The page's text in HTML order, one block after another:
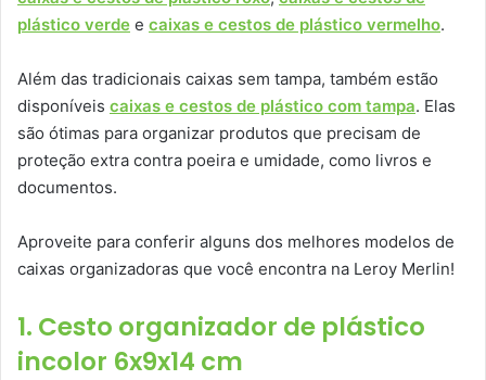
plástico verde e caixas e cestos de plástico vermelho.
Além das tradicionais caixas sem tampa, também estão
disponíveis caixas e cestos de plástico com tampa. Elas
são ótimas para organizar produtos que precisam de
proteção extra contra poeira e umidade, como livros e
documentos.
Aproveite para conferir alguns dos melhores modelos de
caixas organizadoras que você encontra na Leroy Merlin!
1. Cesto organizador de plástico
incolor 6x9x14 cm